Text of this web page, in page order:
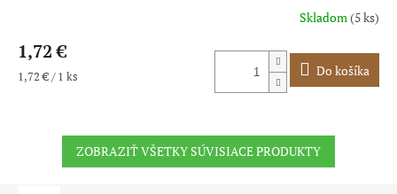
Skladom(5 ks)
1,72 €
Jednotková
1,72 € / 1 ks Do košíka
ZOBRAZIŤ VŠETKY SÚVISIACE PRODUKTY